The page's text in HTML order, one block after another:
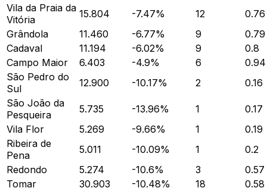
Vila da Praia da
Vitória
15.804 -7.47% 12
0.76
Grândola
11.460 -6.77% 9
0.79
Cadaval
11.194 -6.02% 9
0.8
Campo Maior
6.403 -4.9% 6
0.94
São Pedro do
Sul
12.900 -10.17% 2
0.16
São João da
Pesqueira
5.735 -13.96% 1
0.17
Vila Flor
5.269 -9.66% 1
0.19
Ribeira de
Pena
5.011 -10.09% 1
0.2
Redondo
5.274 -10.6% 3
0.57
Tomar
30.903 -10.48% 18
0.58